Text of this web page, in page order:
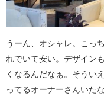
うーん、オシャレ。こっ
れでいて安い。デザイン
くなるんだなぁ。そうい
ってるオーナーさんいた